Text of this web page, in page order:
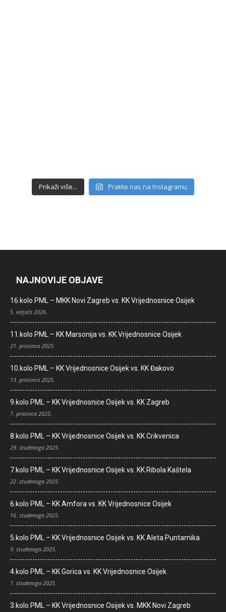
Prikaži više... Pratite nas na Instagramu
NAJNOVIJE OBJAVE
16.kolo PML – MKK Novi Zagreb vs. KK Vrijednosnice Osijek
5. veljače 2026.
11.kolo PML – KK Marsonija vs. KK Vrijednosnice Osijek
21. prosinca 2025.
10.kolo PML – KK Vrijednosnice Osijek vs. KK Đakovo
13. prosinca 2025.
9.kolo PML – KK Vrijednosnice Osijek vs. KK Zagreb
7. prosinca 2025.
8.kolo PML – KK Vrijednosnice Osijek vs. KK Crikvenica
29. studenoga 2025.
7.kolo PML – KK Vrijednosnice Osijek vs. KK Ribola Kaštela
22. studenoga 2025.
6.kolo PML – KK Amfora vs. KK Vrijednosnice Osijek
16. studenoga 2025.
5.kolo PML – KK Vrijednosnice Osijek vs. KK Aleta Puntamika
9. studenoga 2025.
4.kolo PML – KK Gorica vs. KK Vrijednosnice Osijek
1. studenoga 2025.
3.kolo PML – KK Vrijednosnice Osijek vs. MKK Novi Zagreb